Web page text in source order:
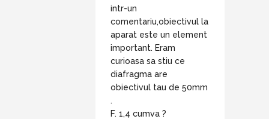
intr-un
comentariu,obiectivul la
aparat este un element
important. Eram
curioasa sa stiu ce
diafragma are
obiectivul tau de 50mm
.
F. 1,4 cumva ?